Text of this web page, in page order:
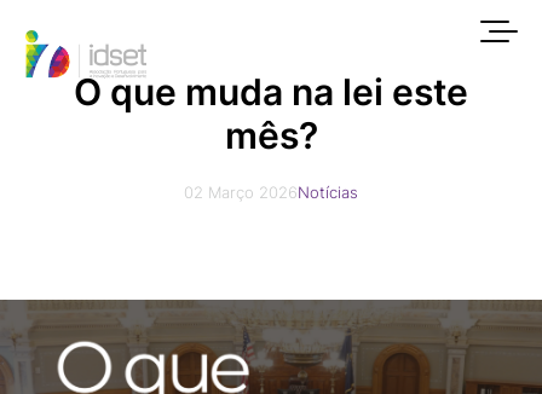
Notícias
O que muda na lei este
mês?
02 Março 2026Notícias